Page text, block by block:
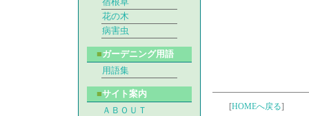
[HOMEへ戻る]
花の木
病害虫
■ガーデニング用語
用語集
■サイト案内
ＡＢＯＵＴ